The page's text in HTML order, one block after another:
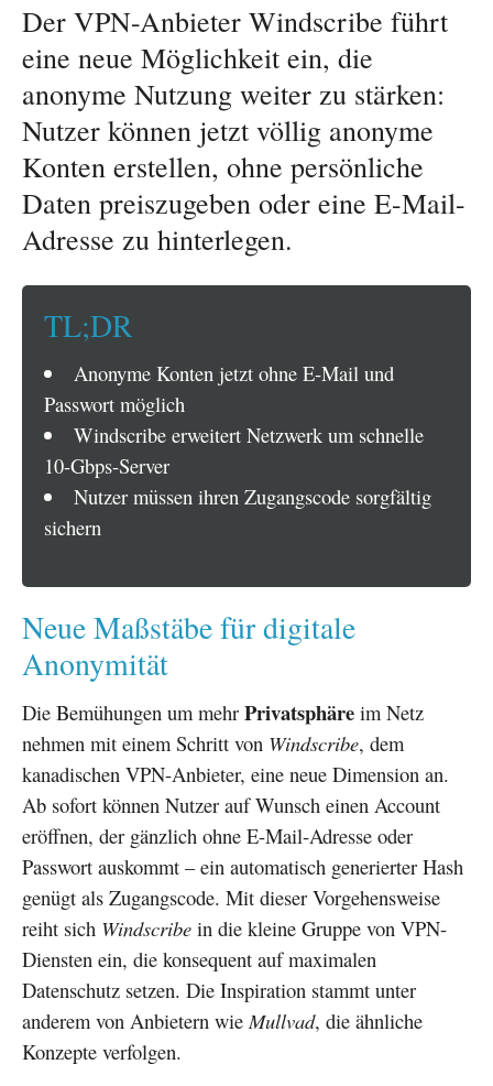
Der VPN-Anbieter Windscribe führt
eine neue Möglichkeit ein, die
anonyme Nutzung weiter zu stärken:
Nutzer können jetzt völlig anonyme
Konten erstellen, ohne persönliche
Daten preiszugeben oder eine E-Mail-
Adresse zu hinterlegen.
TL;DR
Anonyme Konten jetzt ohne E-Mail und
Passwort möglich
Windscribe erweitert Netzwerk um schnelle
10-Gbps-Server
Nutzer müssen ihren Zugangscode sorgfältig
sichern
Neue Maßstäbe für digitale
Anonymität
Die Bemühungen um mehr Privatsphäre im Netz
nehmen mit einem Schritt von Windscribe, dem
kanadischen VPN-Anbieter, eine neue Dimension an.
Ab sofort können Nutzer auf Wunsch einen Account
eröffnen, der gänzlich ohne E-Mail-Adresse oder
Passwort auskommt – ein automatisch generierter Hash
genügt als Zugangscode. Mit dieser Vorgehensweise
reiht sich Windscribe in die kleine Gruppe von VPN-
Diensten ein, die konsequent auf maximalen
Datenschutz setzen. Die Inspiration stammt unter
anderem von Anbietern wieMullvad, die ähnliche
Konzepte verfolgen.